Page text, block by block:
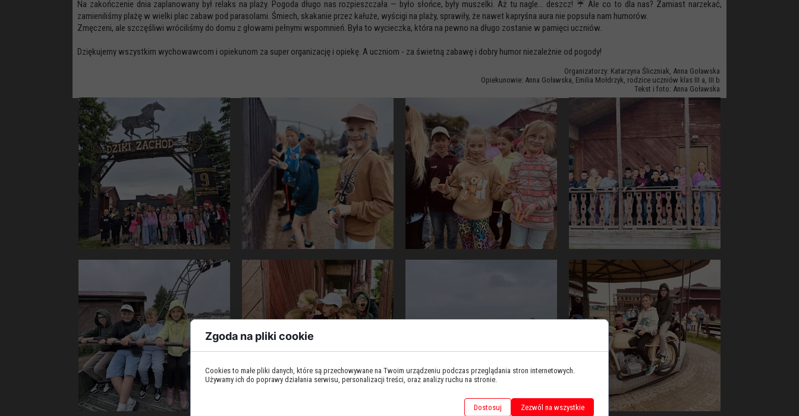
Na zakończenie dnia zaplanowany był relaks na plaży. Pogoda długo nas rozpieszczała — było słońce, były muszelki. Aż tu nagle... deszcz! ☔ Ale co to dla nas? Zamiast narzekać,
zamieniliśmy plażę w wielki plac zabaw pod parasolami. Śmiech, skakanie przez kałuże, wyścigi na plaży, sprawiły, że nawet kapryśna aura nie popsuła nam humorów.
Zmęczeni, ale szczęśliwi wróciliśmy do domu z głowami pełnymi wspomnień. Była to wycieczka, która na pewno na długo zostanie w pamięci uczniów.
Dziękujemy wszystkim wychowawcom i opiekunom za super organizację i opiekę. A uczniom - za świetną zabawę i dobry humor niezależnie od pogody!
Organizatorzy: Katarzyna Śliczniak, Anna Goławska
Opiekunowie: Anna Goławska, Emilia Mołdrzyk, rodzice uczniów klas III a, III b
Tekst i foto: Anna Goławska
Zgoda na pliki cookie
Cookies to małe pliki danych, które są przechowywane na Twoim urządzeniu podczas przeglądania stron internetowych.
Używamy ich do poprawy działania serwisu, personalizacji treści, oraz analizy ruchu na stronie.
Dostosuj Zezwól na wszystkie